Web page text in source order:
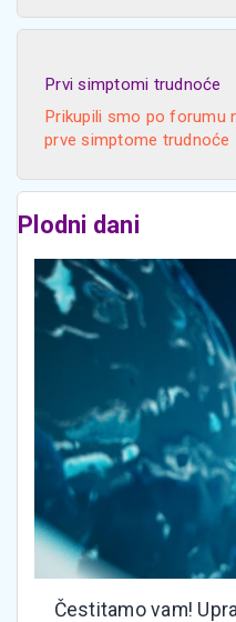
Prvi simptomi trudnoće
Prikupili smo po forumu
prve simptome trudnoće
Plodni dani
Čestitamo vam!